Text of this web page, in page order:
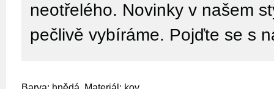
neotřelého. Novinky v našem
pečlivě vybíráme. Pojďte se s